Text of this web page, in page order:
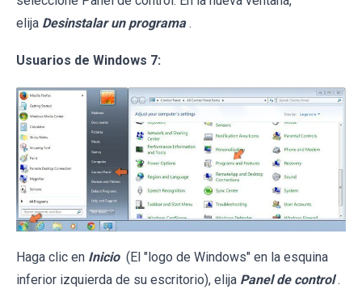
elija Desinstalar un programa .
Usuarios de Windows 7:
Haga clic en Inicio (El "logo de Windows" en la esquina
inferior izquierda de su escritorio), elija Panel de control .